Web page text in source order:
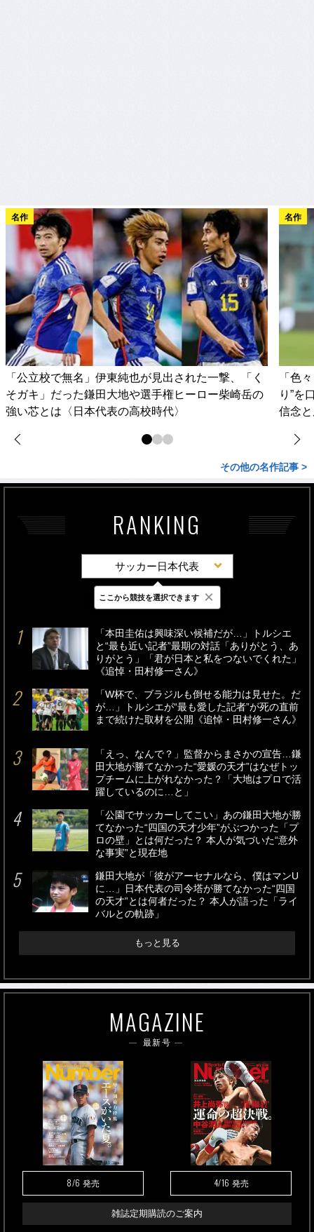
名作
「公立校で無名」伊東純也が見出された一撃、「く
そガキ」だった鎌田大地や選手権ヒーロー柴崎岳の
強い芯とは〈日本代表の高校時代〉
名作
「色
り”を
信念
その他の名作記事 >
RANKING
サッカー日本代表
最新 24時間 週間
「本田圭佑は興味深い候補だが…」トルシエ
と“最も近い記者”最期の対話「ありがとう、あ
りがとう」「君が日本と私をつないでくれた」
《追悼・田村修一さん》
「W杯で、ブラジルも倒せる能力は見せた。だ
が…」トルシエが“最も愛した記者”が死の直前
まで続けた取材を公開《追悼・田村修一さん》
「えっ、なんで？」監督からまさかの宣告…鎌
田大地が勝てなかった“愛媛の天才”はなぜトッ
プチームに上がれなかった？「大地はプロで活
躍しているのに…と」
「公園でサッカーしてこい」あの鎌田大地が勝
てなかった“四国の天才少年”がぶつかった「プ
ロの壁」とは何だった？ 本人が気づいた“意外
な事実”と現在地
鎌田大地が「彼がアーセナルなら、僕はマンU
に…」日本代表の司令塔が勝てなかった“四国
の天才”とは何者だった？ 本人が語った「ライ
バルとの軌跡」
もっと見る
MAGAZINE
最新号
8/6 発売 4/16 発売
雑誌定期購読のご案内
ここから競技を選択できます ×